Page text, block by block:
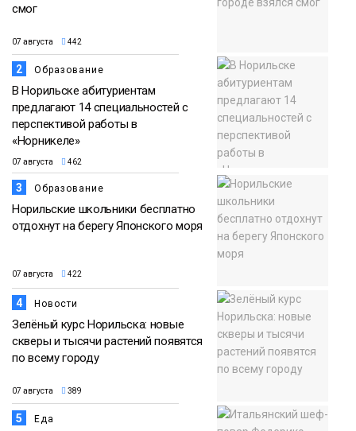
смог
07 августа 442
2 Образование
В Норильске абитуриентам
предлагают 14 специальностей с
перспективой работы в
«Норникеле»
07 августа 462
3 Образование
Норильские школьники бесплатно
отдохнут на берегу Японского моря
07 августа 422
4 Новости
Зелёный курс Норильска: новые
скверы и тысячи растений появятся
по всему городу
07 августа 389
5 Еда